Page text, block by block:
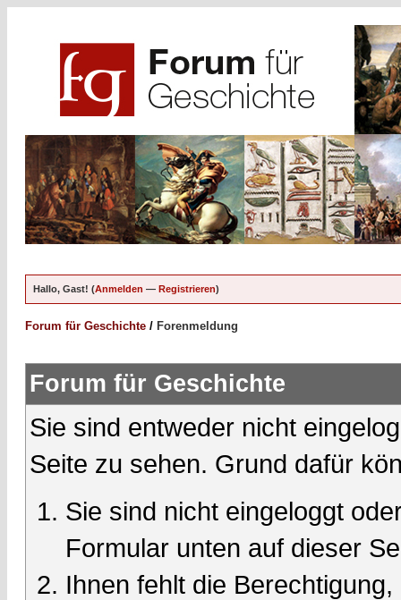
Hallo, Gast! (Anmelden — Registrieren)
Forum für Geschichte / Forenmeldung
Forum für Geschichte
Sie sind entweder nicht
Seite zu sehen. Grund dafür
Sie sind nicht eingeloggt
Formular unten auf dieser
Ihnen fehlt die